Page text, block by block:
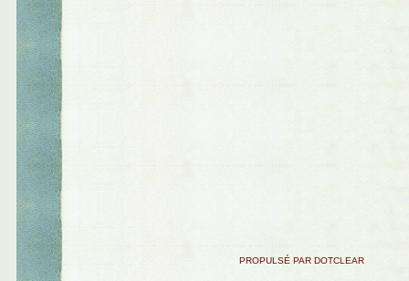
PROPULSÉ PAR DOTCLEAR